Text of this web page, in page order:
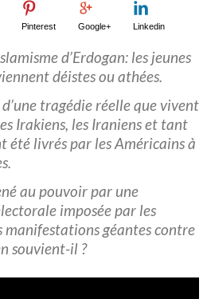
Pinterest Google+ Linkedin
d’Erdogan: les jeunes
déistes ou athées.
tragédie réelle que vivent
Irakiens, les Iraniens et tant
été livrés par les Américains à
au pouvoir par une
imposée par les
manifestations géantes contre
souvient-il ?